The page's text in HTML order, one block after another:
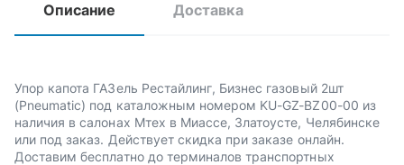
Описание Доставка
Упор капота ГАЗель Рестайлинг, Бизнес газовый 2шт
(Pneumatic) под каталожным номером KU-GZ-BZ00-00 из
наличия в салонах Мтех в Миассе, Златоусте, Челябинске
или под заказ. Действует скидка при заказе онлайн.
Доставим бесплатно до терминалов транспортных